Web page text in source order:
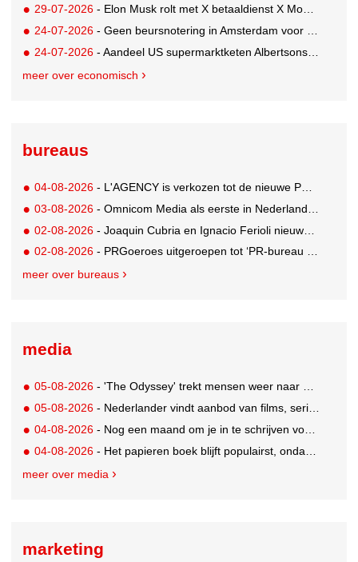
29-07-2026 - Elon Musk rolt met X betaaldienst X Money uit in VS: zorgen in Washington
24-07-2026 - Geen beursnotering in Amsterdam voor nieuw concern voedingsmerken Unilever
24-07-2026 - Aandeel US supermarktketen Albertsons daalt 21%. Volgt Ahold Delhaize?
meer over economisch
bureaus
04-08-2026 - L'AGENCY is verkozen tot de nieuwe PR-partner van KoRo
03-08-2026 - Omnicom Media als eerste in Nederland actief met advertenties in ChatGPT
02-08-2026 - Joaquin Cubria en Ignacio Ferioli nieuwe Global CCO’s GUT, Renata Neumann Global Head of Production
02-08-2026 - PRGoeroes uitgeroepen tot ‘PR-bureau van het jaar 2026’
meer over bureaus
media
05-08-2026 - 'The Odyssey' trekt mensen weer naar de bioscoop
05-08-2026 - Nederlander vindt aanbod van films, series en sport vaak versnipperd
04-08-2026 - Nog een maand om je in te schrijven voor de Mercurs 2026
04-08-2026 - Het papieren boek blijft populairst, ondanks digitale alternatieven
meer over media
marketing